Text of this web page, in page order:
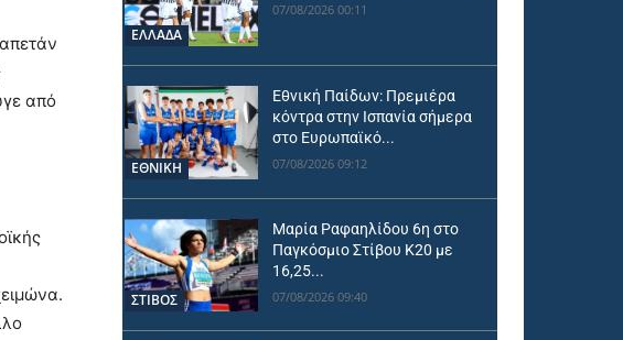
από
ΕΛΛΑΔΑ
07/08/2026 00:11
ΕΘΝΙΚΉ
Εθνική Παίδων: Πρεμιέρα
κόντρα στην Ισπανία σήμερα
στο Ευρωπαϊκό...
07/08/2026 09:12
ΣΤΙΒΟΣ
Μαρία Ραφαηλίδου 6η στο
Παγκόσμιο Στίβου Κ20 με
16,25...
07/08/2026 09:40